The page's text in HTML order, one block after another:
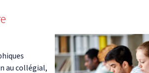
au collégial,